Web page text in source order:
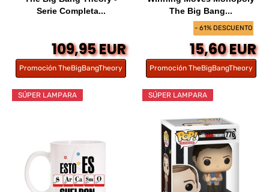
Serie Completa...
109,95 EUR
Promoción TheBigBangTheory
- 61% DESCUENTO
The Big Bang...
15,60 EUR
Promoción TheBigBangTheory
SÚPER LAMPARA SÚPER LAMPARA